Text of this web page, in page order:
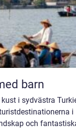
barn
i sydvästra
i
och